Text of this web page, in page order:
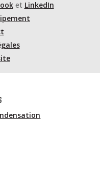
et LinkedIn